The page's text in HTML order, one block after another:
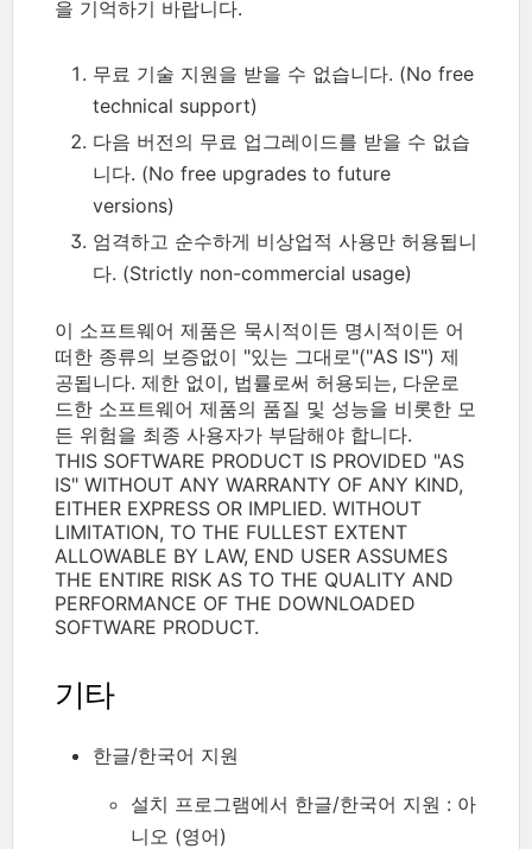
을 기억하기 바랍니다.
무료 기술 지원을 받을 수 없습니다. (No free
technical support)
다음 버전의 무료 업그레이드를 받을 수 없습
니다. (No free upgrades to future
versions)
엄격하고 순수하게 비상업적 사용만 허용됩니
다. (Strictly non-commercial usage)
이 소프트웨어 제품은 묵시적이든 명시적이든 어
떠한 종류의 보증없이 "있는 그대로"("AS IS") 제
공됩니다. 제한 없이, 법률로써 허용되는, 다운로
드한 소프트웨어 제품의 품질 및 성능을 비롯한 모
든 위험을 최종 사용자가 부담해야 합니다.
THIS SOFTWARE PRODUCT IS PROVIDED "AS
IS" WITHOUT ANY WARRANTY OF ANY KIND,
EITHER EXPRESS OR IMPLIED. WITHOUT
LIMITATION, TO THE FULLEST EXTENT
ALLOWABLE BY LAW, END USER ASSUMES
THE ENTIRE RISK AS TO THE QUALITY AND
PERFORMANCE OF THE DOWNLOADED
SOFTWARE PRODUCT.
기타
한글/한국어 지원
설치 프로그램에서 한글/한국어 지원 : 아
니오 (영어)